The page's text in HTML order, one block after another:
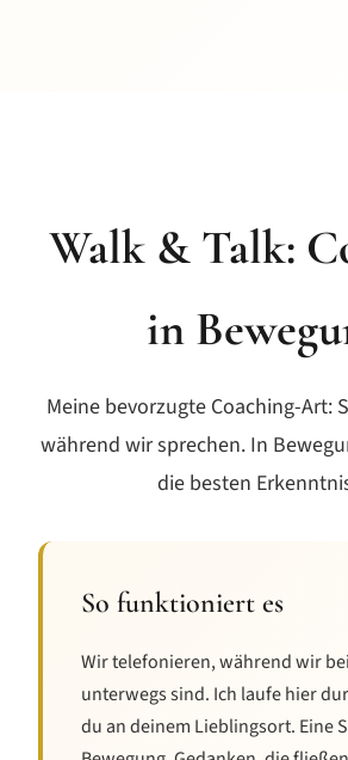
Walk & Talk:
in
Meine bevorzugte Coaching-Art:
während wir sprechen. In
die besten
So funktioniert es
Wir telefonieren, während wir
unterwegs sind. Ich laufe hier
du an deinem Lieblingsort. Eine